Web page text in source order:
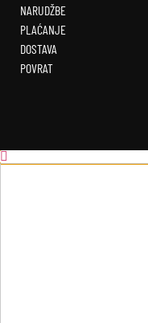
NARUDŽBE
PLAĆANJE
DOSTAVA
POVRAT